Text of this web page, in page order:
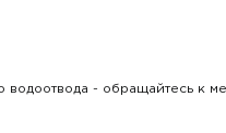
водоотвода - обращайтесь к